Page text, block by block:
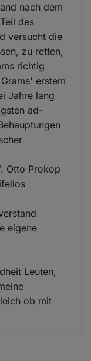
nach dem
des
versucht die
zu retten,
richtig
erstem
Jahre lang
ad-
Otto Prokop
eigene
Leuten,
ob mit